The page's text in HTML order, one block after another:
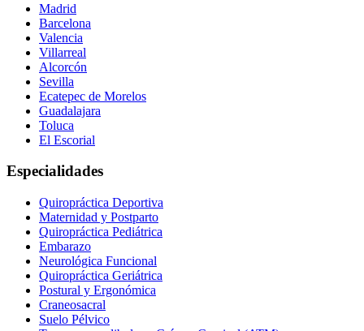
Madrid
Barcelona
Valencia
Villarreal
Alcorcón
Sevilla
Ecatepec de Morelos
Guadalajara
Toluca
El Escorial
Especialidades
Quiropráctica Deportiva
Maternidad y Postparto
Quiropráctica Pediátrica
Embarazo
Neurológica Funcional
Quiropráctica Geriátrica
Postural y Ergonómica
Craneosacral
Suelo Pélvico